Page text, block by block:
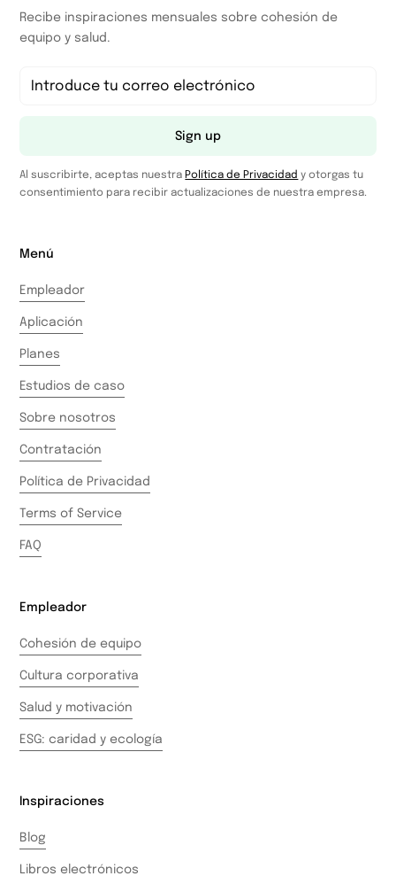
Recibe inspiraciones mensuales sobre cohesión de
equipo y salud.
Sign up
Al suscribirte, aceptas nuestra Política de Privacidad y otorgas tu
consentimiento para recibir actualizaciones de nuestra empresa.
Menú
Empleador
Aplicación
Planes
Estudios de caso
Sobre nosotros
Contratación
Política de Privacidad
Terms of Service
FAQ
Empleador
Cohesión de equipo
Cultura corporativa
Salud y motivación
ESG: caridad y ecología
Inspiraciones
Blog
Libros electrónicos